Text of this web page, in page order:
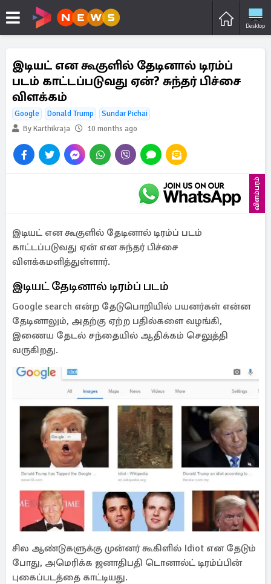
Desktop
இடியட் என கூகுளில் தேடினால் டிரம்ப்
படம் காட்டப்படுவது ஏன்? சுந்தர் பிச்சை
விளக்கம்
Google Donald Trump
Sundar Pichai
By Karthikraja
10 months ago
விளம்பரம்
இடியட் என கூகுளில் தேடினால் டிரம்ப் படம்
காட்டப்படுவது ஏன் என சுந்தர் பிச்சை
விளக்கமளித்துள்ளார்.
இடியட் தேடினால் டிரம்ப் படம்
Google search என்ற தேடுபொறியில் பயனர்கள் என்ன
தேடினாலும், அதற்கு ஏற்ற பதில்களை வழங்கி,
இணைய தேடல் சந்தையில் ஆதிக்கம் செலுத்தி
வருகிறது.
சில ஆண்டுகளுக்கு முன்னர் கூகிளில் Idiot என தேடும்
போது, அமெரிக்க ஜனாதிபதி டொனால்ட் டிரம்ப்பின்
புகைப்படத்தை காட்டியது.